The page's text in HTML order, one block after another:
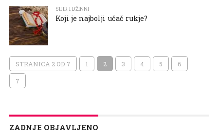
SIHR I DŽINNI
Koji je najbolji učač rukje?
STRANICA 2 OD 7 1 2 3 4 5 6
7
ZADNJE OBJAVLJENO